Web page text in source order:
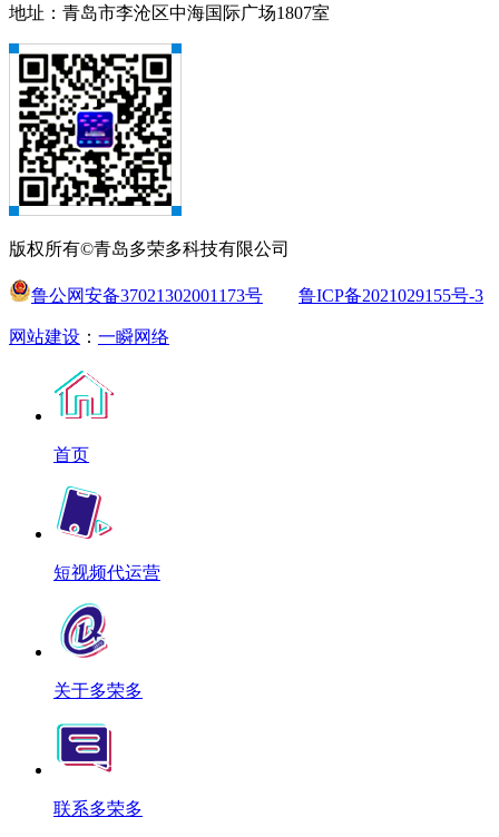
地址：青岛市李沧区中海国际广场1807室
版权所有©青岛多荣多科技有限公司
鲁公网安备37021302001173号 鲁ICP备2021029155号-3
网站建设 ： 一瞬网络
首页
短视频代运营
关于多荣多
联系多荣多